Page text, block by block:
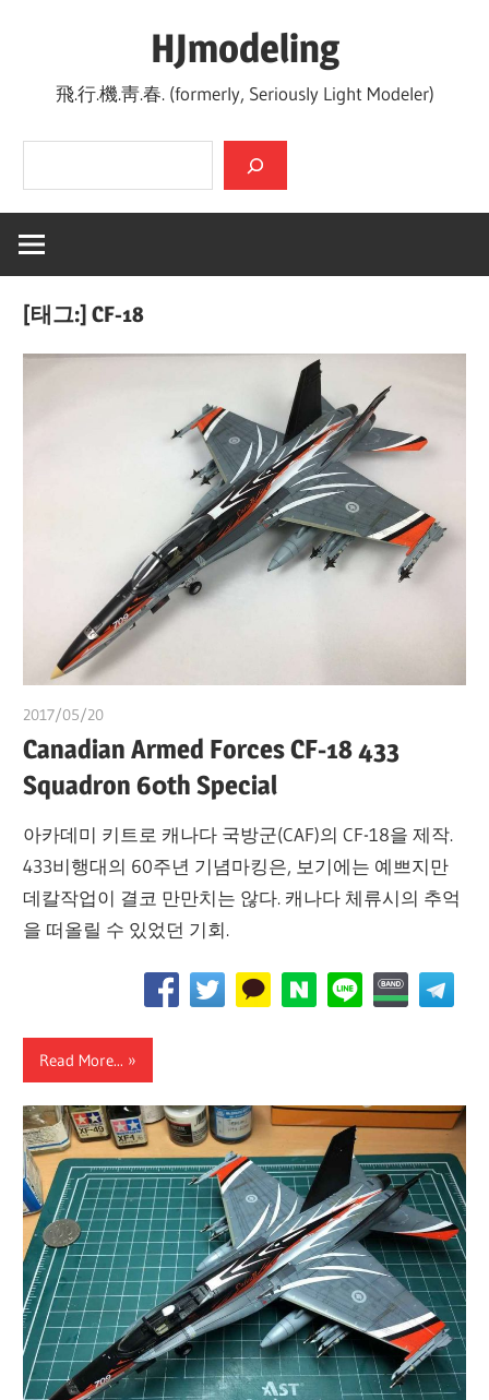
HJmodeling
飛.行.機.靑.春. (formerly, Seriously Light Modeler)
검색
[태그:]CF-18
2017/05/20
Canadian Armed Forces CF-18 433
Squadron 60th Special
아카데미 키트로 캐나다 국방군(CAF)의 CF-18을 제작.
433비행대의 60주년 기념마킹은, 보기에는 예쁘지만
데칼작업이 결코 만만치는 않다. 캐나다 체류시의 추억
을 떠올릴 수 있었던 기회.
Read More...